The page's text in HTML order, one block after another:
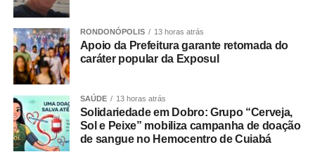
aberto à participação da comunidade. A Praia do Cortado
também passa a integrar oficialmente a programação
esportiva dos jogos. As disputas de beach tennis, vôlei de
praia e futevôlei serão realizadas no local.
A programação dos Jogos Olímpicos conta com
modalidades coletivas e individuais, como basquetebol,
futsal, futebol sete, handebol, voleibol, ciclismo, mountain
bike, natação, karatê, tênis de mesa, xadrez, basquete
RONDONÓPOLIS 13 horas atrás
Apoio da Prefeitura garante retomada do
caráter popular da Exposul
SAÚDE 13 horas atrás
Solidariedade em Dobro: Grupo “Cerveja,
Sol e Peixe” mobiliza campanha de doação
de sangue no Hemocentro de Cuiabá